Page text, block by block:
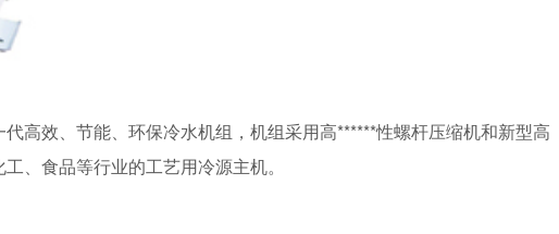
高效、节能、环保冷水机组，机组采用高******性螺杆压缩机和新型高
、食品等行业的工艺用冷源主机。